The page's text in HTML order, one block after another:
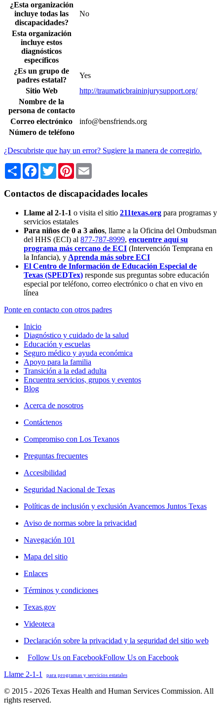
¿Esta organización
incluye todas las
discapacidades?
No
Esta organización
incluye estos
diagnósticos
específicos
¿Es un grupo de
padres estatal?
Yes
Sitio Web
http://traumaticbraininjurysupport.org/
Nombre de la
persona de contacto
Correo electrónico
info@bensfriends.org
Número de teléfono
¿Descubriste que hay un error? Sugiere la manera de corregirlo.
Share Facebook
TwitterPinterest
Contactos de discapacidades locales
Llame al 2-1-1 o visita el sitio 211texas.org para programas y
servicios estatales
Para niños de 0 a 3 años, llame a la Oficina del Ombudsman
del HHS (ECI) al 877-787-8999, encuentre aquí su
programa más cercano de ECI (Intervención Temprana en
la Infancia), y Aprenda más sobre ECI
El Centro de Información de Educación Especial de
Texas (SPEDTex) responde sus preguntas sobre educación
especial por teléfono, correo electrónico o chat en vivo en
línea
Ponte en contacto con otros padres
Inicio
Diagnóstico y cuidado de la salud
Educación y escuelas
Seguro médico y ayuda económica
Apoyo para la familia
Transición a la edad adulta
Encuentra servicios, grupos y eventos
Blog
Acerca de nosotros
Contáctenos
Compromiso con Los Texanos
Preguntas frecuentes
Accesibilidad
Seguridad Nacional de Texas
Políticas de inclusión y exclusión Avancemos Juntos Texas
Aviso de normas sobre la privacidad
Navegación 101
Mapa del sitio
Enlaces
Términos y condiciones
Texas.gov
Videoteca
Declaración sobre la privacidad y la seguridad del sitio web
Follow Us on FacebookFollow Us on Facebook
Llame 2-1-1
para programas y servicios estatales
© 2015 - 2026 Texas Health and Human Services Commission. All
rights reserved.